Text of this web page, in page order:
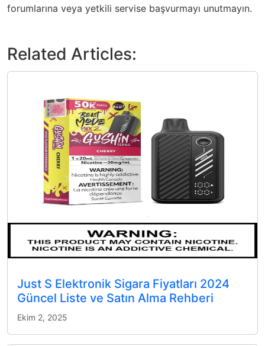
forumlarına veya yetkili servise başvurmayı unutmayın.
Related Articles:
Just S Elektronik Sigara Fiyatları 2024
Güncel Liste ve Satın Alma Rehberi
Ekim 2, 2025